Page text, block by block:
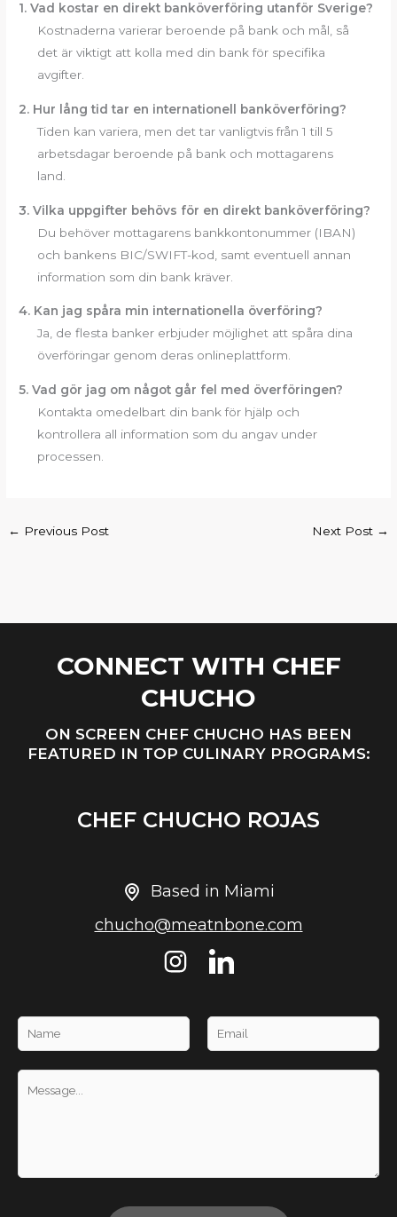
1. Vad kostar en direkt banköverföring utanför Sverige?
Kostnaderna varierar beroende på bank och mål, så
det är viktigt att kolla med din bank för specifika
avgifter.
2. Hur lång tid tar en internationell banköverföring?
Tiden kan variera, men det tar vanligtvis från 1 till 5
arbetsdagar beroende på bank och mottagarens
land.
3. Vilka uppgifter behövs för en direkt banköverföring?
Du behöver mottagarens bankkontonummer (IBAN)
och bankens BIC/SWIFT-kod, samt eventuell annan
information som din bank kräver.
4. Kan jag spåra min internationella överföring?
Ja, de flesta banker erbjuder möjlighet att spåra dina
överföringar genom deras onlineplattform.
5. Vad gör jag om något går fel med överföringen?
Kontakta omedelbart din bank för hjälp och
kontrollera all information som du angav under
processen.
← Previous Post Next Post →
CONNECT WITH CHEF
CHUCHO
ON SCREEN CHEF CHUCHO HAS BEEN
FEATURED IN TOP CULINARY PROGRAMS:
CHEF CHUCHO ROJAS
Based in Miami
chucho@meatnbone.com